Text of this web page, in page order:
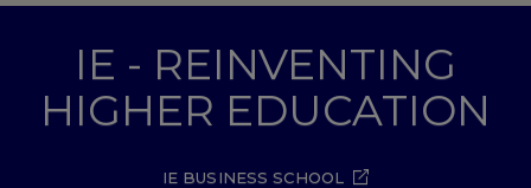
IE - REINVENTING
HIGHER EDUCATION
IE BUSINESS SCHOOL